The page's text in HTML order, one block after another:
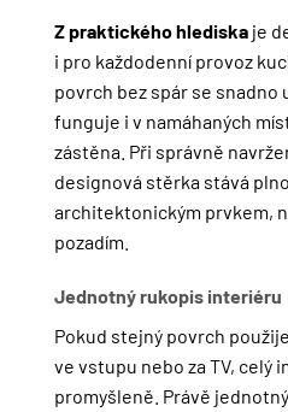
Z praktického hlediska je
i pro každodenní provoz
povrch bez spár se snadno
funguje i v namáhaných
zástěna. Při správně
designová stěrka stává
architektonickým prvkem,
pozadím.
Jednotný rukopis interiéru
Pokud stejný povrch
ve vstupu nebo za TV, celý
promyšleně. Právě